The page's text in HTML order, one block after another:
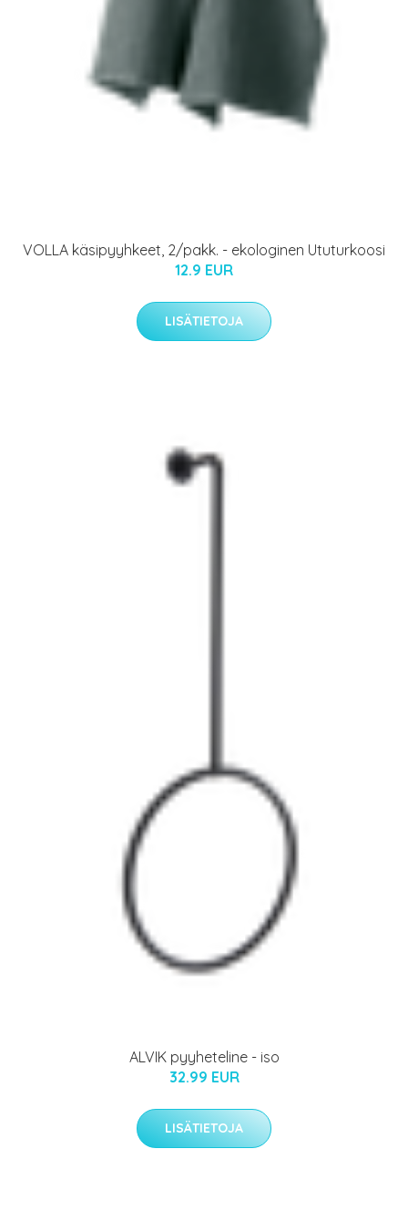
VOLLA käsipyyhkeet, 2/pakk. - ekologinen Ututurkoosi
12.9 EUR
LISÄTIETOJA
ALVIK pyyheteline - iso
32.99 EUR
LISÄTIETOJA